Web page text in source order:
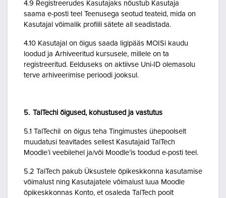
4.9 Registreerudes Kasutajaks nõustub Kasutaja
saama e-posti teel Teenusega seotud teateid, mida on
Kasutajal võimalik profiili sätete all seadistada.
4.10 Kasutajal on õigus saada ligipääs MOISi kaudu
loodud ja Arhiveeritud kursusele, millele on ta
registreeritud. Eelduseks on aktiivse Uni-ID olemasolu
terve arhiveerimise perioodi jooksul.
5. TalTechi õigused, kohustused ja vastutus
5.1 TalTechil on õigus teha Tingimustes ühepoolselt
muudatusi teavitades sellest Kasutajaid TalTech
Moodle’i veebilehel ja/või Moodle’is toodud e-posti teel.
5.2 TalTech pakub Üksustele õpikeskkonna kasutamise
võimalust ning Kasutajatele võimalust luua Moodle
õpikeskkonnas Konto, et osaleda TalTech poolt